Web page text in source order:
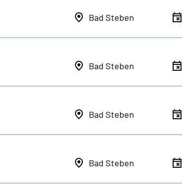
Bad Steben
Bad Steben
Bad Steben
Bad Steben